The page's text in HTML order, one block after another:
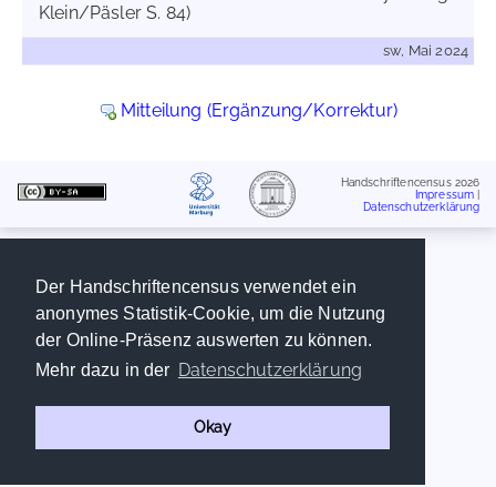
Der Handschriftencensus verwendet ein
anonymes Statistik-Cookie, um die Nutzung
der Online-Präsenz auswerten zu können.
Mehr dazu in der Datenschutzerklärung
Okay
Klein/Päsler S. 84)
sw, Mai 2024
Mitteilung (Ergänzung/Korrektur)
Handschriftencensus 2026
Impressum
Datenschutzerklärung